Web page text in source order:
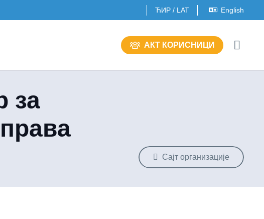
ЋИР / LAT English
AКT КОРИСНИЦИ
за
Сајт организације